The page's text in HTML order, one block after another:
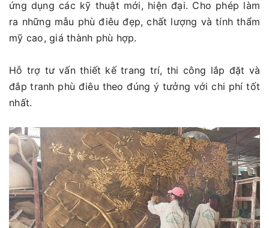
ứng dụng các kỹ thuật mới, hiện đại. Cho phép làm
ra những mẫu phù điêu đẹp, chất lượng và tính thẩm
mỹ cao, giá thành phù hợp.
Hỗ trợ tư vấn thiết kế trang trí, thi công lắp đặt và
đắp tranh phù điêu theo đúng ý tưởng với chi phí tốt
nhất.